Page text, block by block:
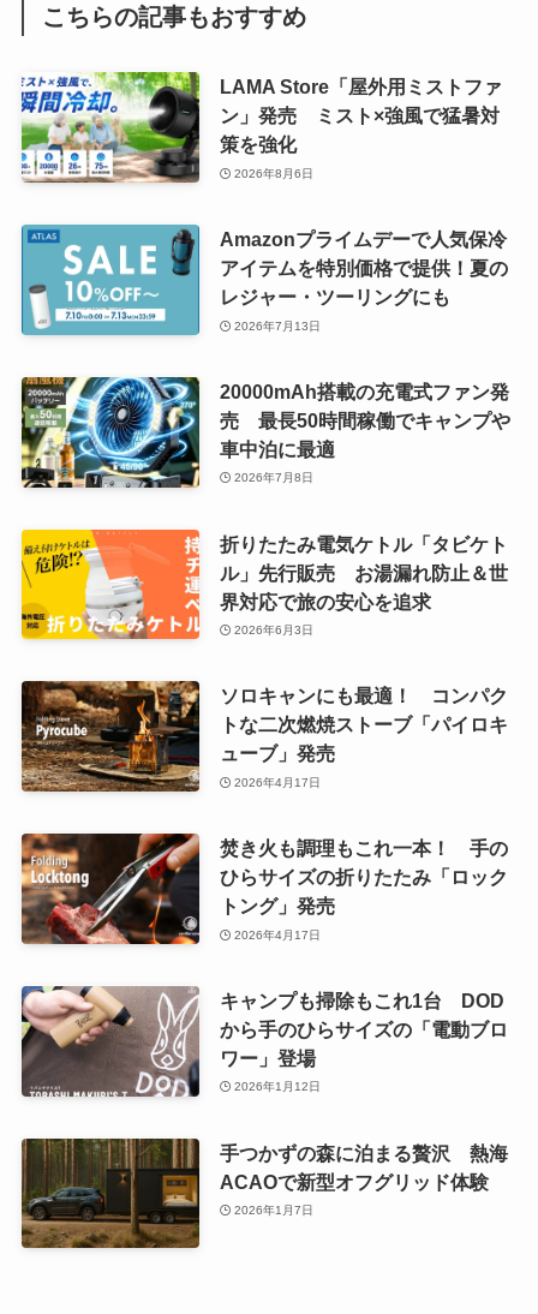
こちらの記事もおすすめ
LAMA Store「屋外用ミストファ
ン」発売 ミスト×強風で猛暑対
策を強化
2026年8月6日
Amazonプライムデーで人気保冷
アイテムを特別価格で提供！夏の
レジャー・ツーリングにも
2026年7月13日
20000mAh搭載の充電式ファン発
売 最長50時間稼働でキャンプや
車中泊に最適
2026年7月8日
折りたたみ電気ケトル「タビケト
ル」先行販売 お湯漏れ防止＆世
界対応で旅の安心を追求
2026年6月3日
ソロキャンにも最適！ コンパク
トな二次燃焼ストーブ「パイロキ
ューブ」発売
2026年4月17日
焚き火も調理もこれ一本！ 手の
ひらサイズの折りたたみ「ロック
トング」発売
2026年4月17日
キャンプも掃除もこれ1台 DOD
から手のひらサイズの「電動ブロ
ワー」登場
2026年1月12日
手つかずの森に泊まる贅沢 熱海
ACAOで新型オフグリッド体験
2026年1月7日